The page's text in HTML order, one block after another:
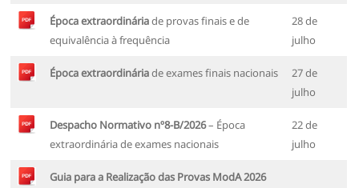
Época extraordináriade provas finais e de
equivalência à frequência
28 de
julho
Época extraordináriade exames finais nacionais
27 de
julho
Despacho Normativo nº8-B/2026– Época
extraordinária de exames nacionais
22 de
julho
Guia para a Realização das Provas ModA 2026